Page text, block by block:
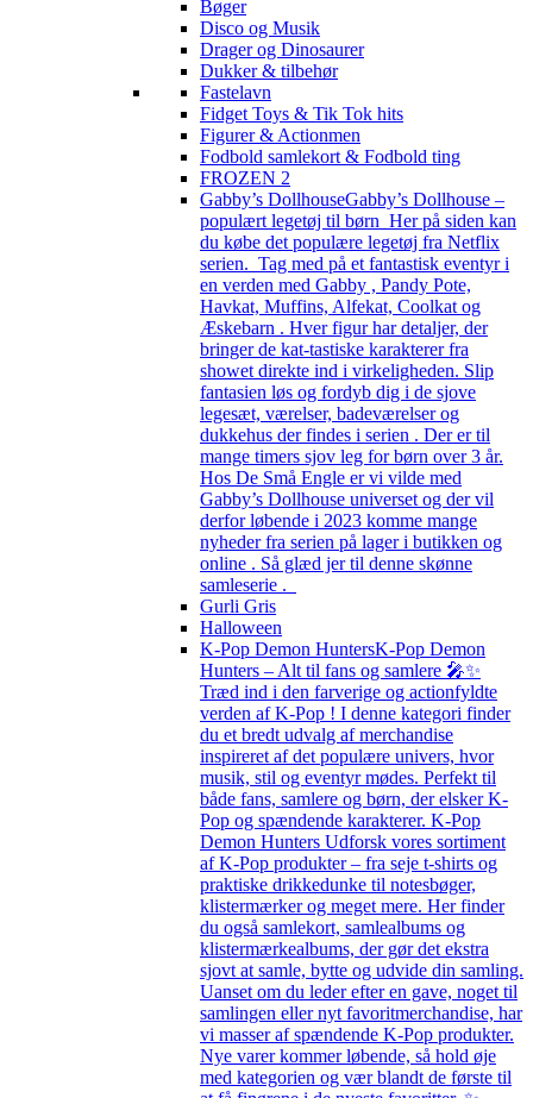
Bøger
Disco og Musik
Drager og Dinosaurer
Dukker & tilbehør
Fastelavn
Fidget Toys & Tik Tok hits
Figurer & Actionmen
Fodbold samlekort & Fodbold ting
FROZEN 2
Gabby’s DollhouseGabby’s Dollhouse –
populært legetøj til børn Her på siden kan
du købe det populære legetøj fra Netflix
serien. Tag med på et fantastisk eventyr i
en verden med Gabby , Pandy Pote,
Havkat, Muffins, Alfekat, Coolkat og
Æskebarn . Hver figur har detaljer, der
bringer de kat-tastiske karakterer fra
showet direkte ind i virkeligheden. Slip
fantasien løs og fordyb dig i de sjove
legesæt, værelser, badeværelser og
dukkehus der findes i serien . Der er til
mange timers sjov leg for børn over 3 år.
Hos De Små Engle er vi vilde med
Gabby’s Dollhouse universet og der vil
derfor løbende i 2023 komme mange
nyheder fra serien på lager i butikken og
online . Så glæd jer til denne skønne
samleserie .
Gurli Gris
Halloween
K-Pop Demon HuntersK-Pop Demon
Hunters – Alt til fans og samlere 🎤✨
Træd ind i den farverige og actionfyldte
verden af K-Pop ! I denne kategori finder
du et bredt udvalg af merchandise
inspireret af det populære univers, hvor
musik, stil og eventyr mødes. Perfekt til
både fans, samlere og børn, der elsker K-
Pop og spændende karakterer. K-Pop
Demon Hunters Udforsk vores sortiment
af K-Pop produkter – fra seje t-shirts og
praktiske drikkedunke til notesbøger,
klistermærker og meget mere. Her finder
du også samlekort, samlealbums og
klistermærkealbums, der gør det ekstra
sjovt at samle, bytte og udvide din samling.
Uanset om du leder efter en gave, noget til
samlingen eller nyt favoritmerchandise, har
vi masser af spændende K-Pop produkter.
Nye varer kommer løbende, så hold øje
med kategorien og vær blandt de første til